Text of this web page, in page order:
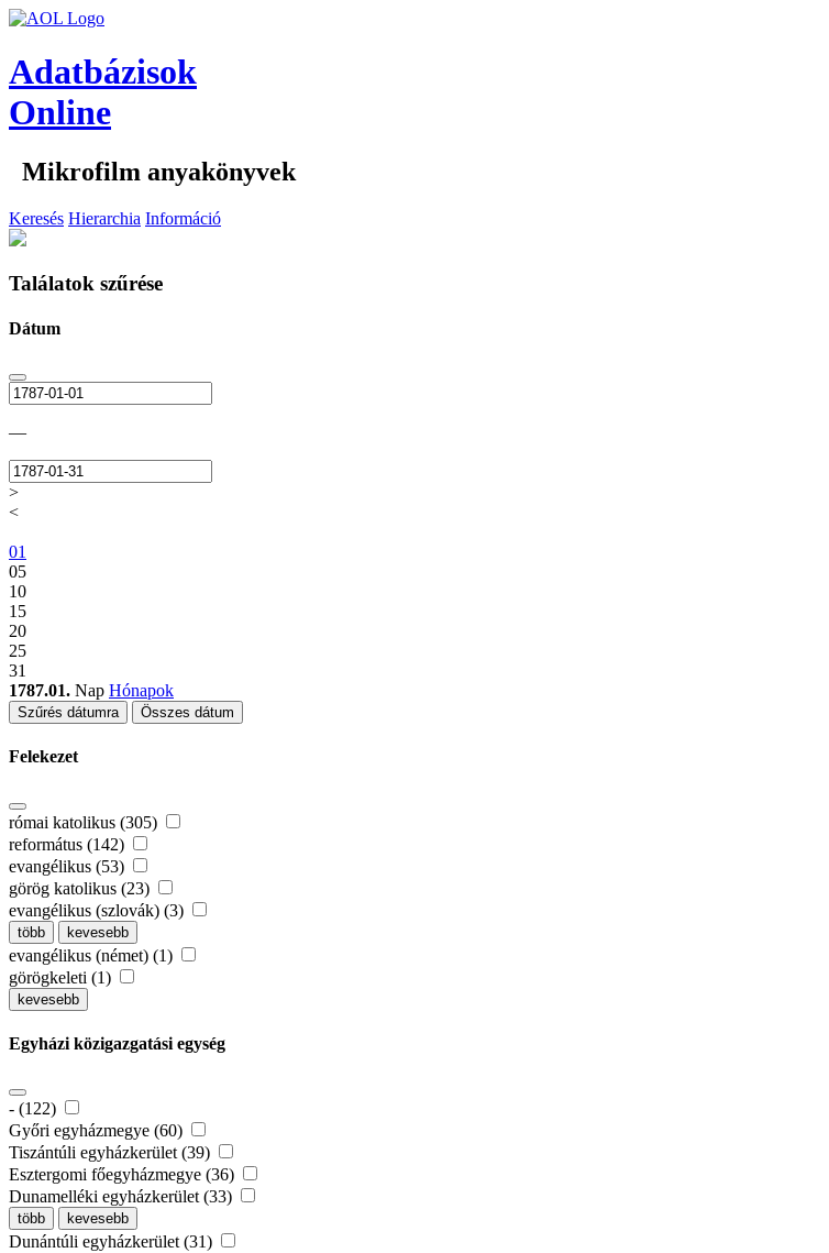
Adatbázisok
Online
Mikrofilm anyakönyvek
Keresés Hierarchia Információ
Találatok szűrése
Dátum
—
>
<
01
05
10
15
20
25
31
1787.01. Nap Hónapok
Szűrés dátumra Összes dátum
Felekezet
római katolikus (305)
református (142)
evangélikus (53)
görög katolikus (23)
evangélikus (szlovák) (3)
több kevesebb
evangélikus (német) (1)
görögkeleti (1)
kevesebb
Egyházi közigazgatási egység
- (122)
Győri egyházmegye (60)
Tiszántúli egyházkerület (39)
Esztergomi főegyházmegye (36)
Dunamelléki egyházkerület (33)
több kevesebb
Dunántúli egyházkerület (31)